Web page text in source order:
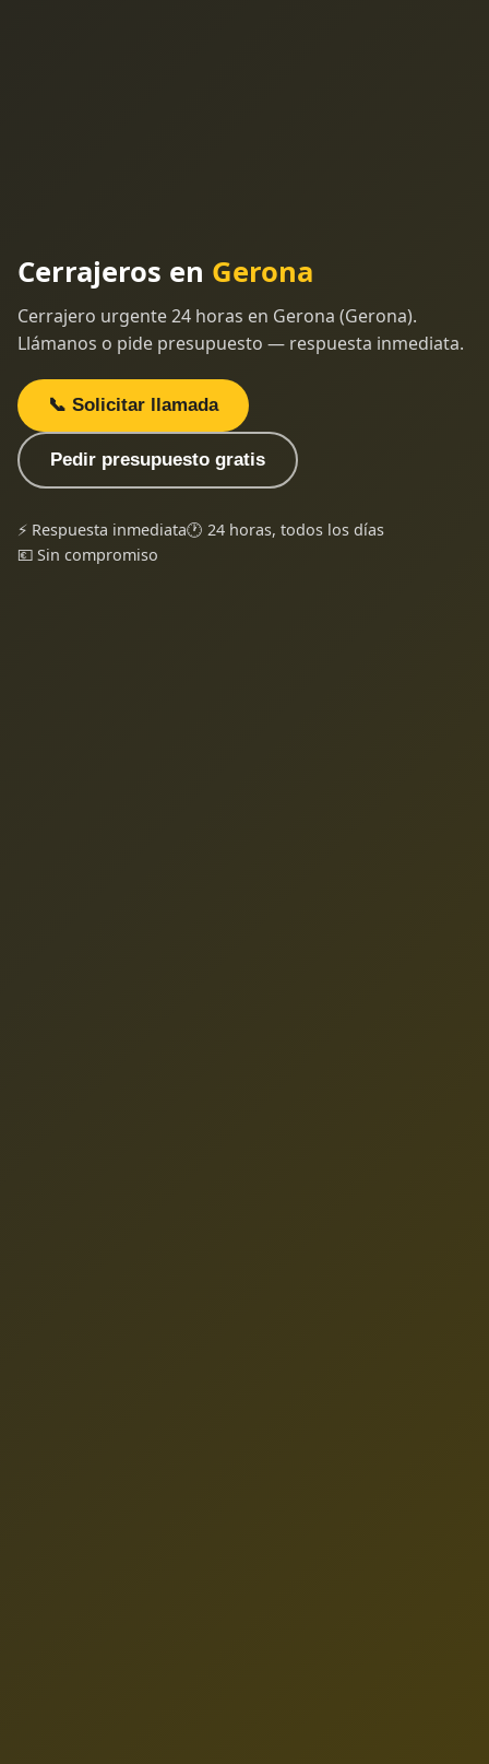
Cerrajeros en Gerona
Cerrajero urgente 24 horas en Gerona (Gerona).
Llámanos o pide presupuesto — respuesta inmediata.
📞 Solicitar llamada
Pedir presupuesto gratis
⚡ Respuesta inmediata🕐 24 horas, todos los días
💶 Sin compromiso